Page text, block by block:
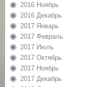
2016 Ноябрь
2016 Декабрь
2017 Январь
2017 Февраль
2017 Июль
2017 Октябрь
2017 Ноябрь
2017 Декабрь